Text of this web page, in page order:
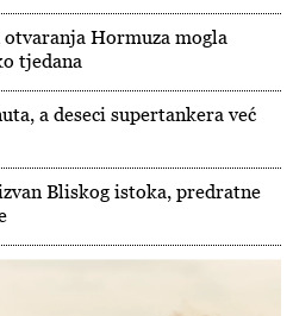
Hormuza mogla
tjedana
a deseci supertankera već
Bliskog istoka, predratne